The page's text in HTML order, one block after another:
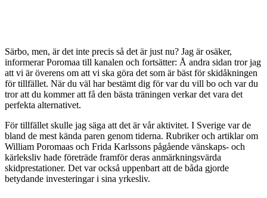
Särbo, men, är det inte precis så det är just nu? Jag är osäker,
informerar Poromaa till kanalen och fortsätter: Å andra sidan tror jag
att vi är överens om att vi ska göra det som är bäst för skidåkningen
för tillfället. När du väl har bestämt dig för var du vill bo och var du
tror att du kommer att få den bästa träningen verkar det vara det
perfekta alternativet.
För tillfället skulle jag säga att det är vår aktivitet. I Sverige var de
bland de mest kända paren genom tiderna. Rubriker och artiklar om
William Poromaas och Frida Karlssons pågående vänskaps- och
kärleksliv hade företräde framför deras anmärkningsvärda
skidprestationer. Det var också uppenbart att de båda gjorde
betydande investeringar i sina yrkesliv.